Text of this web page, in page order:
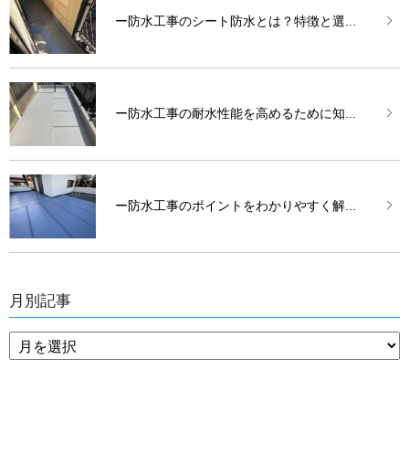
ー防水工事のシート防水とは？特徴と選...
ー防水工事の耐水性能を高めるために知...
ー防水工事のポイントをわかりやすく解...
月別記事